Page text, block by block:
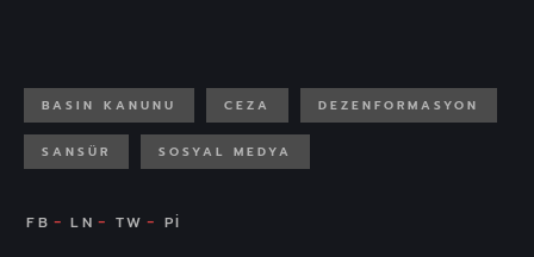
BASIN KANUNU CEZA DEZENFORMASYON
SANSÜR SOSYAL MEDYA